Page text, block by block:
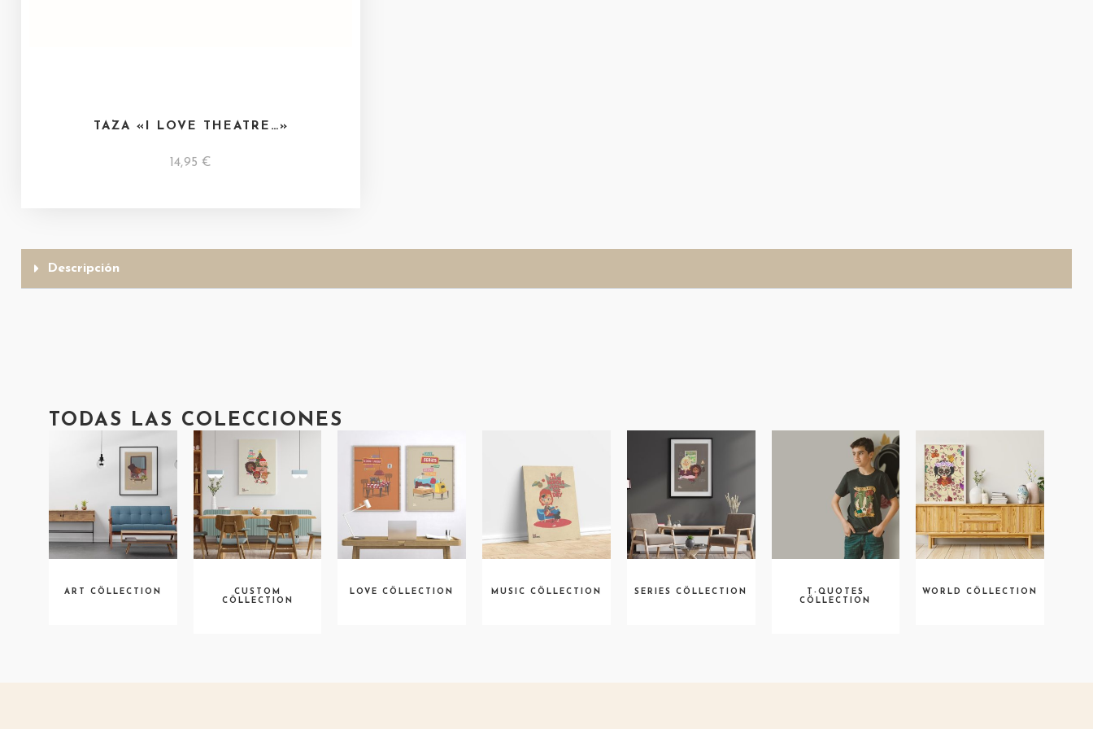
TAZA «I LOVE THEATRE…»
14,95 €
Descripción
TODAS LAS COLECCIONES
ART CÖLLECTION
CUSTOM
CÖLLECTION
LOVE CÖLLECTION MUSIC CÖLLECTION SERIES CÖLLECTION
T-QUOTES
CÖLLECTION
WORLD CÖLLECTION